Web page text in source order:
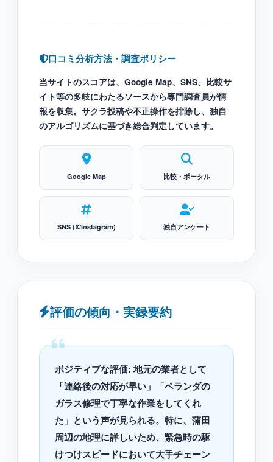
口コミ分析方法・調査ポリシー
当サイトのスコアは、Google Map、SNS、比較サ
イト等の多岐にわたるソースから専門調査員が情
報を収集。サクラ投稿や不正操作を排除し、独自
のアルゴリズムに基づき総合判定しています。
Google Map 比較・ポータル
SNS (X/Instagram) 独自アンケート
評価の傾向・実録要約
ポジティブな評価: 地元の業者として
「連絡後の対応が早い」「ベランダの
ガラス修理で丁寧な作業をしてくれ
た」という声が見られる。特に、蒲田
周辺の地理に詳しいため、緊急時の駆
けつけスピードにおいて大手チェーン